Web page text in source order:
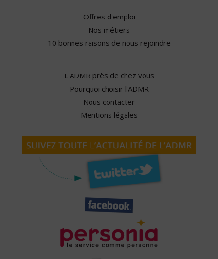
Offres d'emploi
Nos métiers
10 bonnes raisons de nous rejoindre
L'ADMR près de chez vous
Pourquoi choisir l'ADMR
Nous contacter
Mentions légales